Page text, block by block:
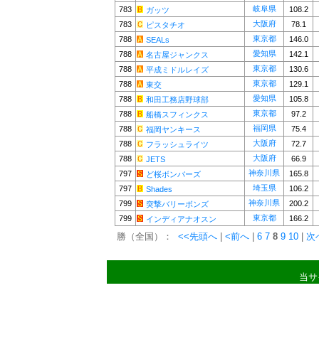
783
ガッツ 岐阜県
108.2
783
ピスタチオ 大阪府
78.1
788
SEALs 東京都
146.0
788
名古屋ジャンクス 愛知県
142.1
788
平成ミドルレイズ 東京都
130.6
788
東交 東京都
129.1
788
和田工務店野球部 愛知県
105.8
788
船橋スフィンクス 東京都
97.2
788
福岡ヤンキース 福岡県
75.4
788
フラッシュライツ 大阪府
72.7
788
JETS 大阪府
66.9
797
ど桜ボンバーズ 神奈川県
165.8
797
Shades 埼玉県
106.2
799
突撃バリーボンズ 神奈川県
200.2
799
インディアナオスン 東京都 166.2
勝（全国）： <<先頭へ <前へ 6 7 8 9 10 次
当